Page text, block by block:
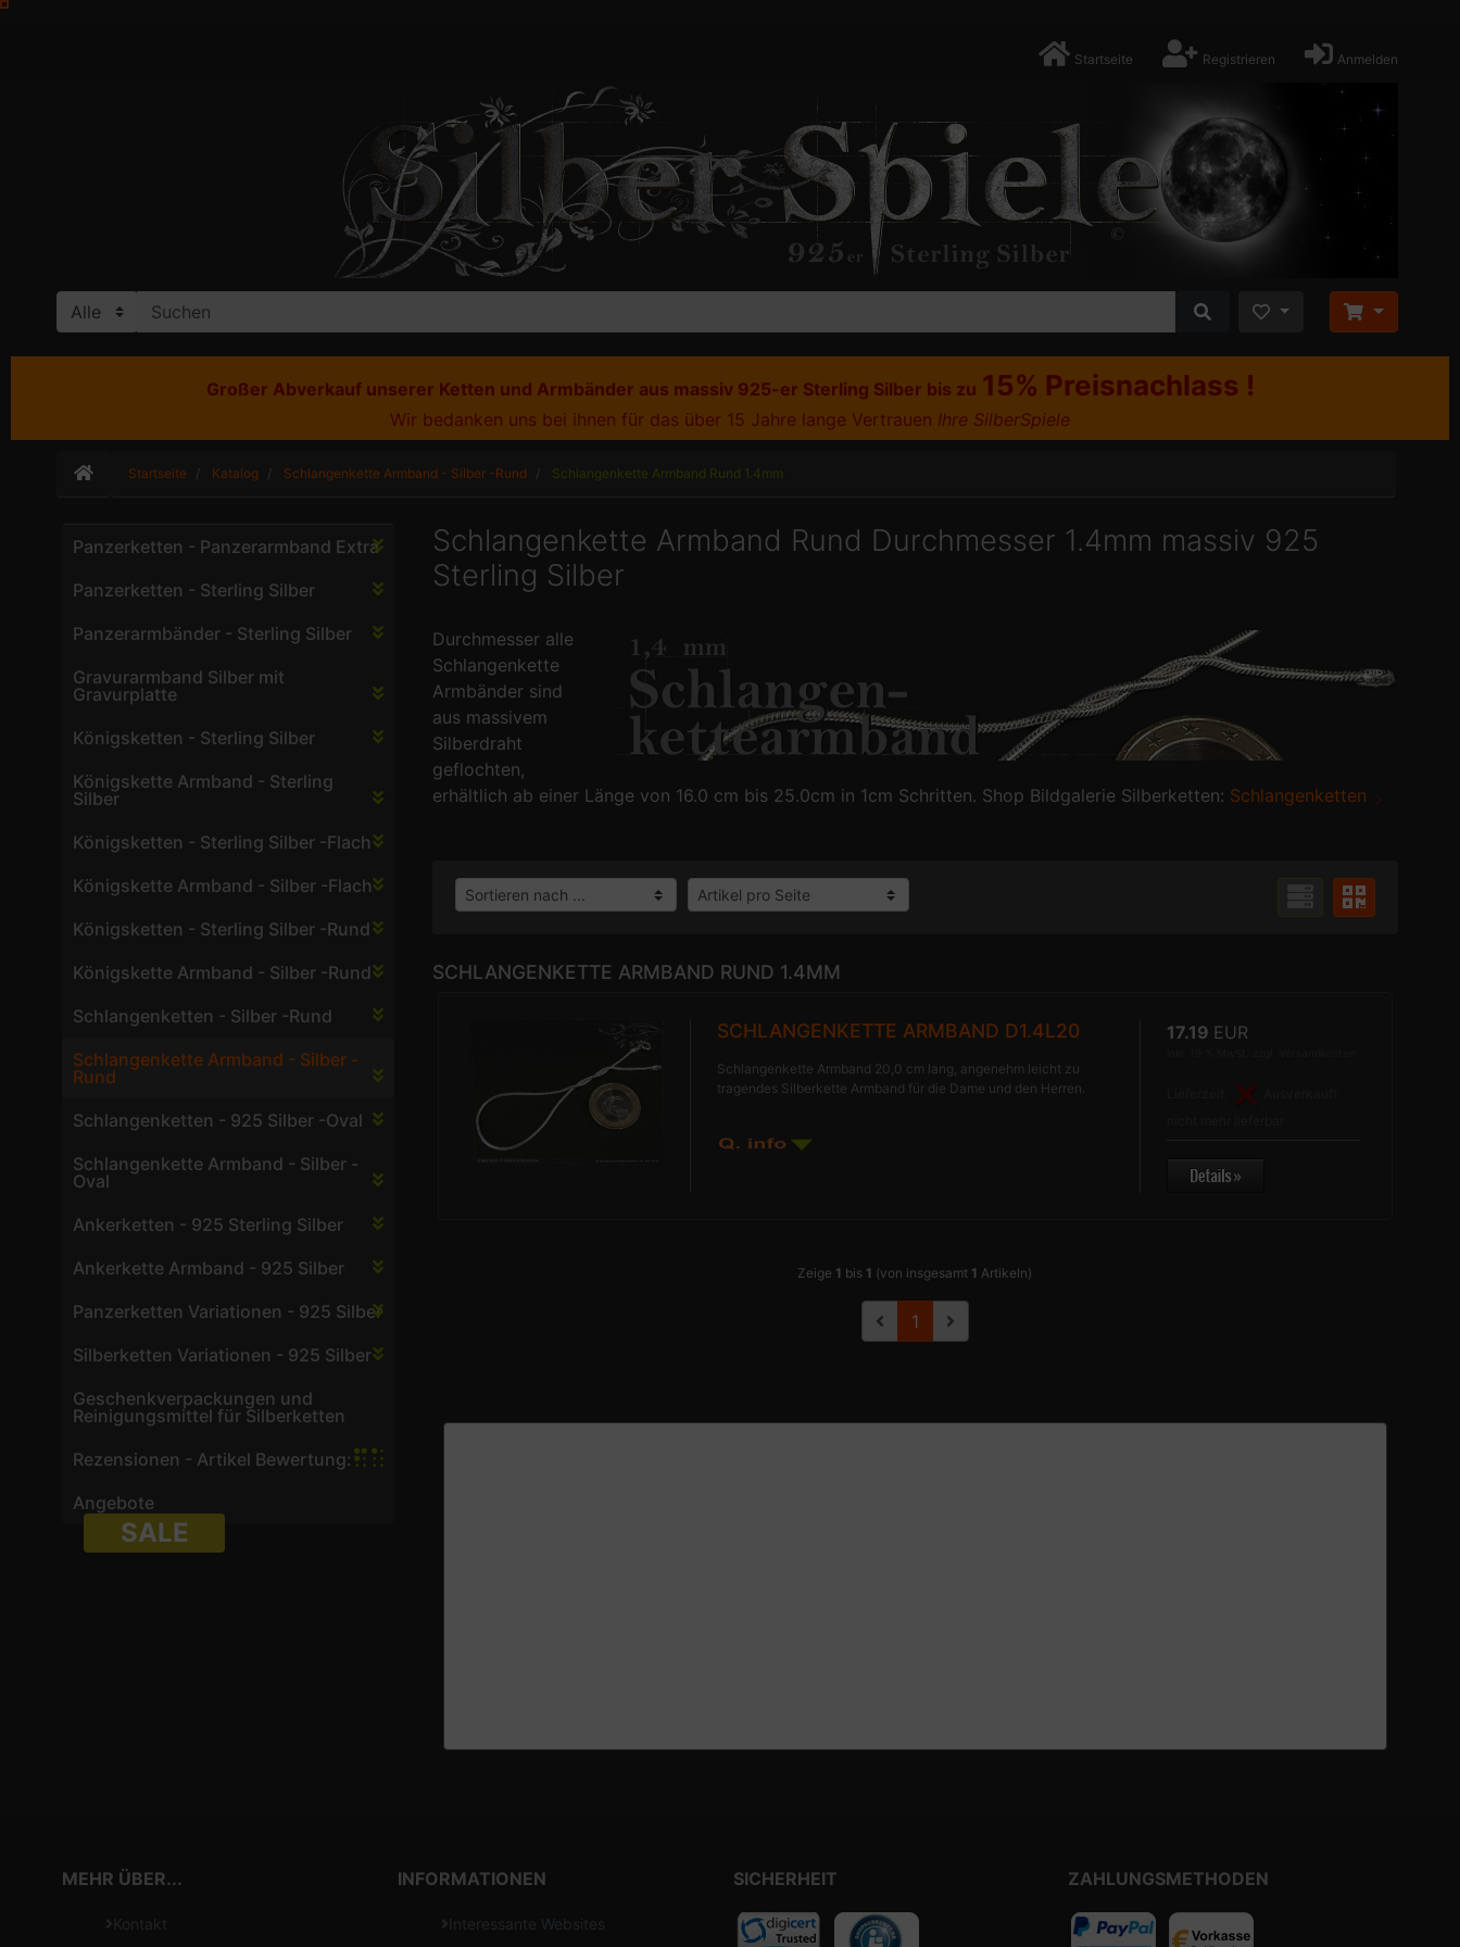
Startseite Registrieren Anmelden
Großer Abverkauf unserer Ketten und Armbänder aus massiv 925-er Sterling Silber bis zu 15% Preisnachlass !
Wir bedanken uns bei ihnen für das über 15 Jahre lange Vertrauen Ihre SilberSpiele
Startseite Katalog Schlangenkette Armband - Silber -Rund Schlangenkette Armband Rund 1.4mm
Panzerketten - Panzerarmband Extra
Panzerketten - Sterling Silber
Panzerarmbänder - Sterling Silber
Gravurarmband Silber mit
Gravurplatte
Königsketten - Sterling Silber
Königskette Armband - Sterling
Silber
Königsketten - Sterling Silber -Flach
Königskette Armband - Silber -Flach
Königsketten - Sterling Silber -Rund
Königskette Armband - Silber -Rund
Schlangenketten - Silber -Rund
Schlangenkette Armband - Silber -
Rund
Schlangenketten - 925 Silber -Oval
Schlangenkette Armband - Silber -
Oval
Ankerketten - 925 Sterling Silber
Ankerkette Armband - 925 Silber
Panzerketten Variationen - 925 Silber
Silberketten Variationen - 925 Silber
Geschenkverpackungen und
Reinigungsmittel für Silberketten
Rezensionen - Artikel Bewertung:
Angebote
SALE
Schlangenkette Armband Rund Durchmesser 1.4mm massiv 925
Sterling Silber
Durchmesser alle
Schlangenkette
Armbänder sind
aus massivem
Silberdraht
geflochten,
erhältlich ab einer Länge von 16.0 cm bis 25.0cm in 1cm Schritten. Shop Bildgalerie Silberketten: Schlangenketten
SCHLANGENKETTE ARMBAND RUND 1.4MM
SCHLANGENKETTE ARMBAND D1.4L20
Schlangenkette Armband 20,0 cm lang, angenehm leicht zu
tragendes Silberkette Armband für die Dame und den Herren.
17.19 EUR
Zeige 1 bis 1 (von insgesamt 1 Artikeln)
1
MEHR ÜBER...
Kontakt
INFORMATIONEN
Interessante Websites
SICHERHEIT ZAHLUNGSMETHODEN